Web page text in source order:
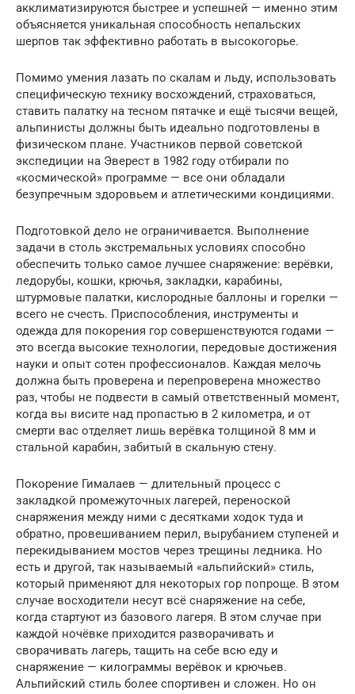
акклиматизируются быстрее и успешней — именно этим
объясняется уникальная способность непальских
шерпов так эффективно работать в высокогорье.
Помимо умения лазать по скалам и льду, использовать
специфическую технику восхождений, страховаться,
ставить палатку на тесном пятачке и ещё тысячи вещей,
альпинисты должны быть идеально подготовлены в
физическом плане. Участников первой советской
экспедиции на Эверест в 1982 году отбирали по
«космической» программе — все они обладали
безупречным здоровьем и атлетическими кондициями.
Подготовкой дело не ограничивается. Выполнение
задачи в столь экстремальных условиях способно
обеспечить только самое лучшее снаряжение: верёвки,
ледорубы, кошки, крючья, закладки, карабины,
штурмовые палатки, кислородные баллоны и горелки —
всего не счесть. Приспособления, инструменты и
одежда для покорения гор совершенствуются годами —
это всегда высокие технологии, передовые достижения
науки и опыт сотен профессионалов. Каждая мелочь
должна быть проверена и перепроверена множество
раз, чтобы не подвести в самый ответственный момент,
когда вы висите над пропастью в 2 километра, и от
смерти вас отделяет лишь верёвка толщиной 8 мм и
стальной карабин, забитый в скальную стену.
Покорение Гималаев — длительный процесс с
закладкой промежуточных лагерей, переноской
снаряжения между ними с десятками ходок туда и
обратно, провешиванием перил, вырубанием ступеней и
перекидыванием мостов через трещины ледника. Но
есть и другой, так называемый «альпийский» стиль,
который применяют для некоторых гор попроще. В этом
случае восходители несут всё снаряжение на себе,
когда стартуют из базового лагеря. В этом случае при
каждой ночёвке приходится разворачивать и
сворачивать лагерь, тащить на себе всю еду и
снаряжение — килограммы верёвок и крючьев.
Альпийский стиль более спортивен и сложен. Но он